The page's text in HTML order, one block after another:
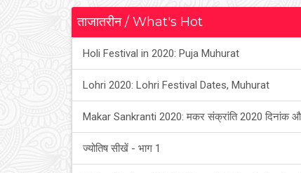
ताजातरीन / What's Hot
Holi Festival in 2020: Puja Muhurat
Lohri 2020: Lohri Festival Dates, Muhurat
Makar Sankranti 2020: मकर संक्रांति 2020 दिनांक
ज्योतिष सीखें - भाग 1